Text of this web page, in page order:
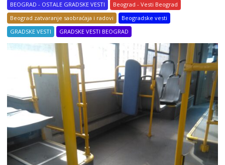
BEOGRAD - OSTALE GRADSKE VESTI
Beograd - Vesti Beograd
Beograd zatvaranje saobraćaja i radovi
Beogradske vesti
GRADSKE VESTI
GRADSKE VESTI BEOGRAD